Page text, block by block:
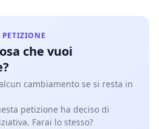
che vuoi
cambiamento se si resta in
petizione ha deciso di
Farai lo stesso?